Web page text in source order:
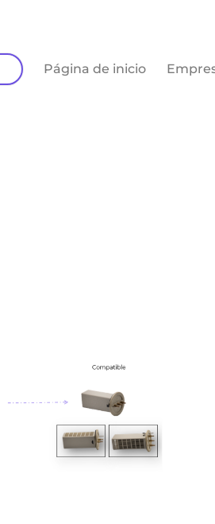
Página de inicio